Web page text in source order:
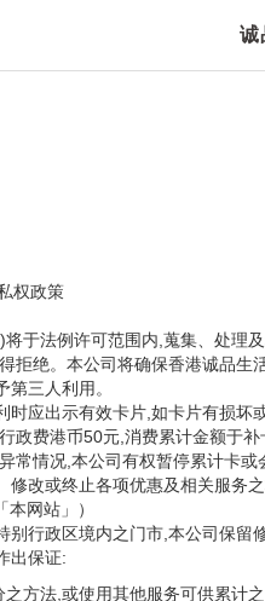
诚
权政策
于法例许可范围内,蒐集、处理
拒绝。本公司将确保香港诚品
三人利用。
时应出示有效卡片,如卡片有损
政费港币50元,消费累计金额于
常情况,本公司有权暂停累计卡或
修改或终止各项优惠及相关服务
网站」）
行政区境内之门市,本公司保留
出保证:
方法,或使用其他服务可供累计